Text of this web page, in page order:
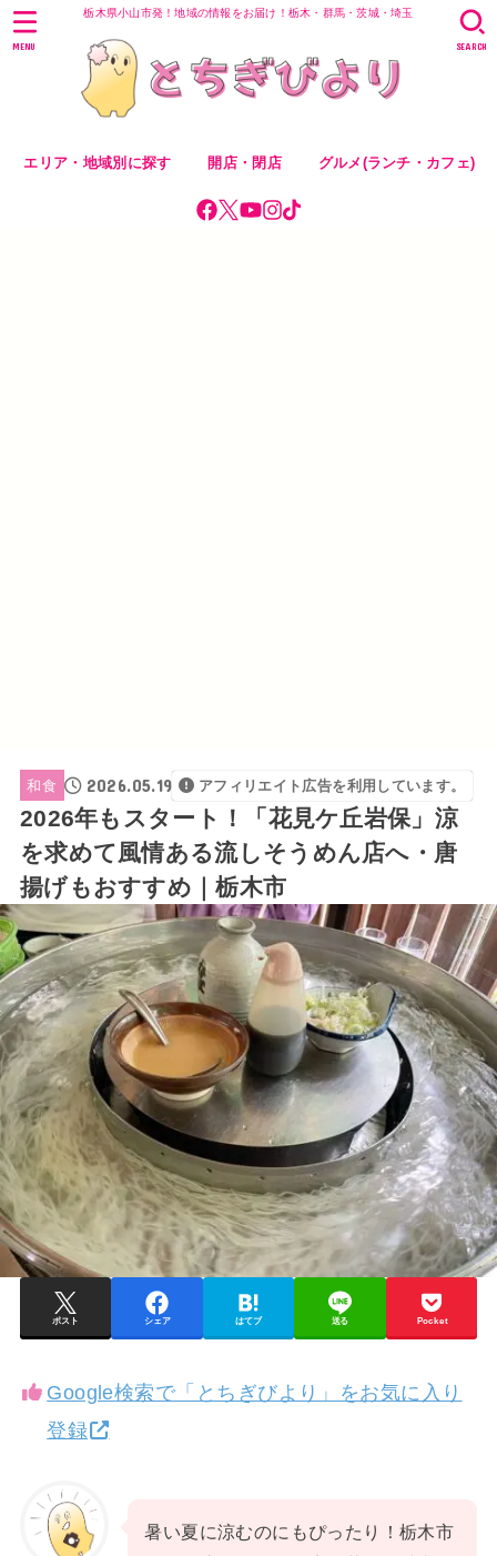
栃木県小山市発！地域の情報をお届け！栃木・群馬・茨城・埼玉
エリア・地域別に探す 開店・閉店 グルメ(ランチ・カフェ)
SEARCH
MENU
和食 2026.05.19 アフィリエイト広告を利用しています。
2026年もスタート！「花見ケ丘岩保」涼
を求めて風情ある流しそうめん店へ・唐
揚げもおすすめ｜栃木市
ポスト シェア はてブ 送る Pocket
Google検索で「とちぎびより」をお気に入り
登録
暑い夏に涼むのにもぴったり！栃木市